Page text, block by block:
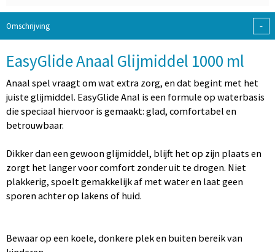
Omschrijving -
EasyGlide Anaal Glijmiddel 1000 ml
Anaal spel vraagt om wat extra zorg, en dat begint met het
juiste glijmiddel. EasyGlide Anal is een formule op waterbasis
die speciaal hiervoor is gemaakt: glad, comfortabel en
betrouwbaar.
Dikker dan een gewoon glijmiddel, blijft het op zijn plaats en
zorgt het langer voor comfort zonder uit te drogen. Niet
plakkerig, spoelt gemakkelijk af met water en laat geen
sporen achter op lakens of huid.
Bewaar op een koele, donkere plek en buiten bereik van